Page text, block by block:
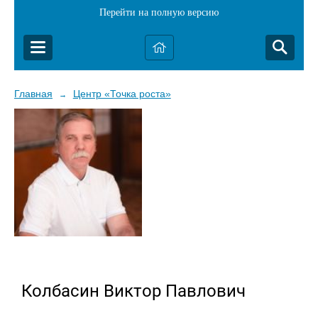
Перейти на полную версию
Главная → Центр «Точка роста»
Колбасин Виктор Павлович